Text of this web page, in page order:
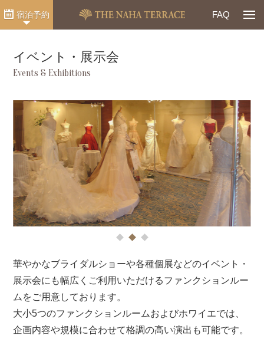
FAQ
イベント・展示会
Events & Exhibitions
華やかなブライダルショーや各種個展などのイベント・
展示会にも幅広くご利用いただけるファンクションルー
ムをご用意しております。
大小5つのファンクションルームおよびホワイエでは、
企画内容や規模に合わせて格調の高い演出も可能です。
宿泊予約